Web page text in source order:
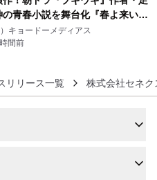
の青春小説を舞台化『春よ来い、
で来い』キービジュアル解禁！
）キョードーメディアス
間前
リリース一覧 株式会社セネク